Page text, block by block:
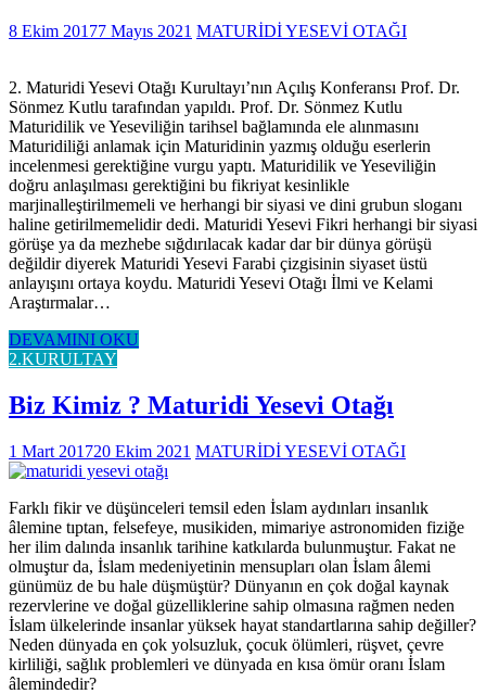
8 Ekim 20177 Mayıs 2021 MATURİDİ YESEVİ OTAĞI
2. Maturidi Yesevi Otağı Kurultayı’nın Açılış Konferansı Prof. Dr.
Sönmez Kutlu tarafından yapıldı. Prof. Dr. Sönmez Kutlu
Maturidilik ve Yeseviliğin tarihsel bağlamında ele alınmasını
Maturidiliği anlamak için Maturidinin yazmış olduğu eserlerin
incelenmesi gerektiğine vurgu yaptı. Maturidilik ve Yeseviliğin
doğru anlaşılması gerektiğini bu fikriyat kesinlikle
marjinalleştirilmemeli ve herhangi bir siyasi ve dini grubun sloganı
haline getirilmemelidir dedi. Maturidi Yesevi Fikri herhangi bir siyasi
görüşe ya da mezhebe sığdırılacak kadar dar bir dünya görüşü
değildir diyerek Maturidi Yesevi Farabi çizgisinin siyaset üstü
anlayışını ortaya koydu. Maturidi Yesevi Otağı İlmi ve Kelami
Araştırmalar…
DEVAMINI OKU
2.KURULTAY
Biz Kimiz ? Maturidi Yesevi Otağı
1 Mart 201720 Ekim 2021 MATURİDİ YESEVİ OTAĞI
Farklı fikir ve düşünceleri temsil eden İslam aydınları insanlık
âlemine tıptan, felsefeye, musikiden, mimariye astronomiden fiziğe
her ilim dalında insanlık tarihine katkılarda bulunmuştur. Fakat ne
olmuştur da, İslam medeniyetinin mensupları olan İslam âlemi
günümüz de bu hale düşmüştür? Dünyanın en çok doğal kaynak
rezervlerine ve doğal güzelliklerine sahip olmasına rağmen neden
İslam ülkelerinde insanlar yüksek hayat standartlarına sahip değiller?
Neden dünyada en çok yolsuzluk, çocuk ölümleri, rüşvet, çevre
kirliliği, sağlık problemleri ve dünyada en kısa ömür oranı İslam
âlemindedir?